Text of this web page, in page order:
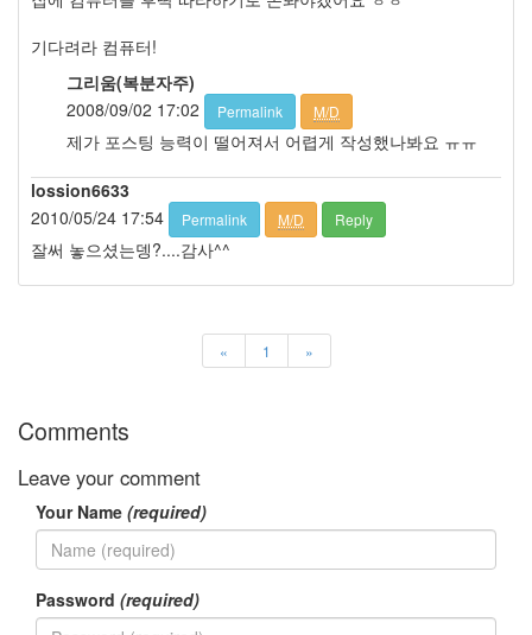
기다려라 컴퓨터!
그리움(복분자주)
2008/09/02 17:02
Permalink M/D
제가 포스팅 능력이 떨어져서 어렵게 작성했나봐요 ㅠㅠ
lossion6633
2010/05/24 17:54
Permalink M/D Reply
잘써 놓으셨는뎅?....감사^^
« 1 »
Comments
Leave your comment
Your Name (required)
Password (required)
KScreenPen
KPOST-
돌
이
4
K-
Capture
러
인
4
잡
사
니
4